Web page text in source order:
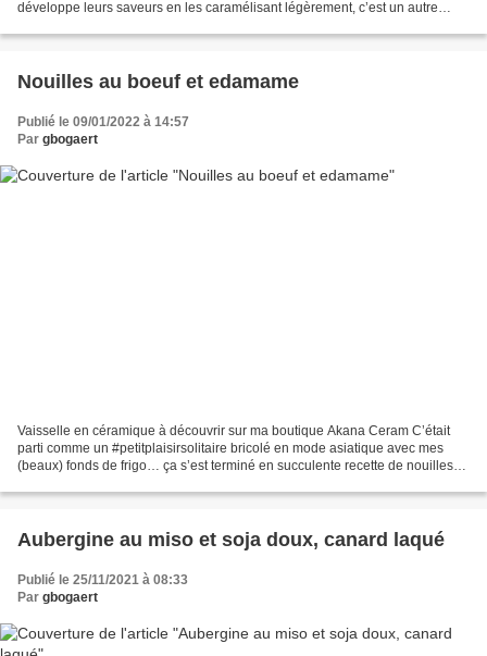
développe leurs saveurs en les caramélisant légèrement, c’est un autre
Nouilles au boeuf et edamame
Publié le 09/01/2022 à 14:57
Par gbogaert
Vaisselle en céramique à découvrir sur ma boutique Akana Ceram C’était
parti comme un #petitplaisirsolitaire bricolé en mode asiatique avec mes
(beaux) fonds de frigo… ça s’est terminé en succulente recette de nouilles
Aubergine au miso et soja doux, canard laqué
Publié le 25/11/2021 à 08:33
Par gbogaert